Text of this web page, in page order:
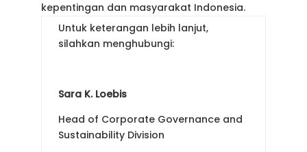
kepentingan dan masyarakat Indonesia.
Untuk keterangan lebih lanjut,
silahkan menghubungi:
Sara K. Loebis
Head of Corporate Governance and
Sustainability Division